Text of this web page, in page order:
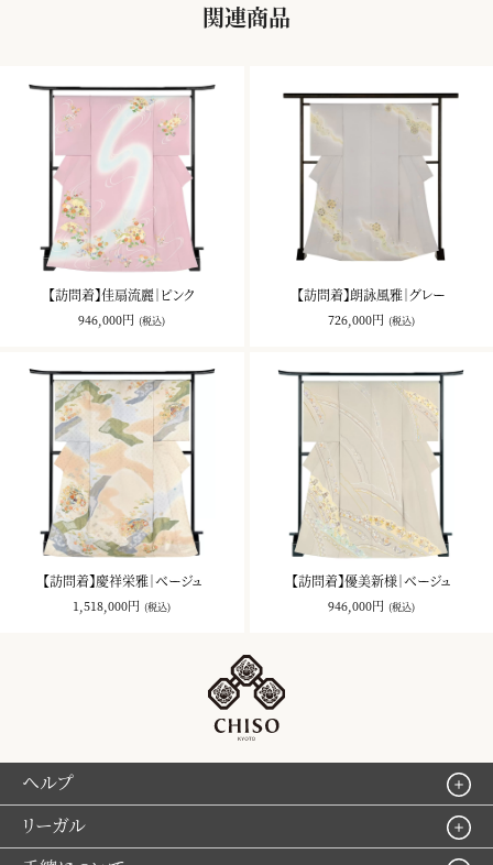
関連商品
【訪問着】佳扇流麗｜ピンク
946,000円 (税込)
【訪問着】朗詠風雅｜グレー
726,000円 (税込)
【訪問着】慶祥栄雅｜ベージュ
1,518,000円 (税込)
【訪問着】優美新様｜ベージュ
946,000円 (税込)
ヘルプ
リーガル